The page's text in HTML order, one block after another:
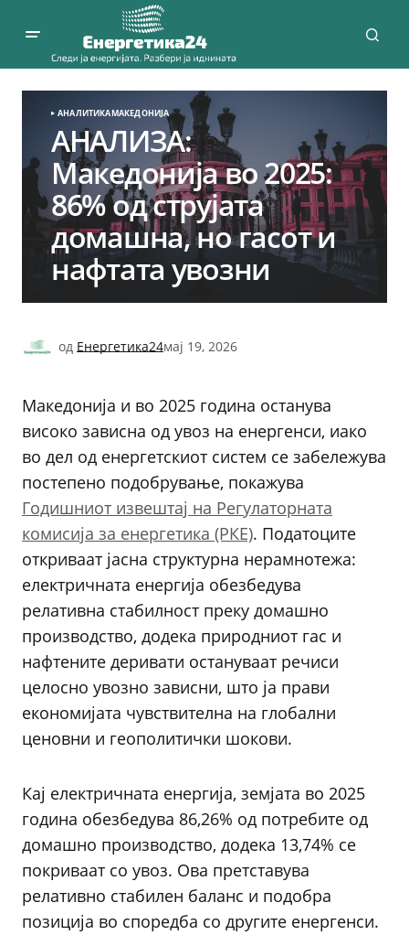
АНАЛИТИКАМАКЕДОНИЈА
АНАЛИЗА:
Македонија во 2025:
86% од струјата
домашна, но гасот и
нафтата увозни
од Енергетика24мај 19, 2026
Македонија и во 2025 година останува
високо зависна од увоз на енергенси, иако
во дел од енергетскиот систем се забележува
постепено подобрување, покажува
Годишниот извештај на Регулаторната
комисија за енергетика (РКЕ). Податоците
откриваат јасна структурна нерамнотежа:
електричната енергија обезбедува
релативна стабилност преку домашно
производство, додека природниот гас и
нафтените деривати остануваат речиси
целосно увозно зависни, што ја прави
економијата чувствителна на глобални
ценовни и геополитички шокови.
Кај електричната енергија, земјата во 2025
година обезбедува 86,26% од потребите од
домашно производство, додека 13,74% се
покриваат со увоз. Ова претставува
релативно стабилен баланс и подобра
позиција во споредба со другите енергенси.